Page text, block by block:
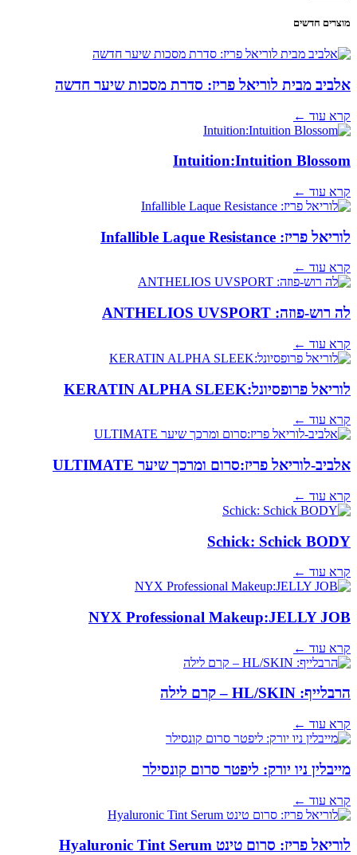
מוצרים חדשים
אלביב מבית לוריאל פריז: סדרת מסכות שיער חדשה
קרא עוד ←
Intuition:Intuition Blossom
קרא עוד ←
לוריאל פריז: Infallible Laque Resistance
קרא עוד ←
לה רוש-פוזה: ANTHELIOS UVSPORT
קרא עוד ←
לוריאל פרופסיונל:KERATIN ALPHA SLEEK
קרא עוד ←
אלביב-לוריאל פריז:סרום ומרכך שיער ULTIMATE
קרא עוד ←
Schick: Schick BODY
קרא עוד ←
NYX Professional Makeup:JELLY JOB
קרא עוד ←
הרבלייף: HL/SKIN – קרם לילה
קרא עוד ←
מייבלין ניו יורק: ליפטר סרום קונסילר
קרא עוד ←
לוריאל פריז: סרום טינט Hyaluronic Tint Serum